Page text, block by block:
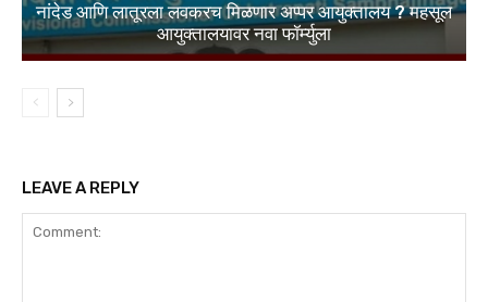
नांदेड आणि लातूरला लवकरच मिळणार अप्पर आयुक्तालय ? महसूल
आयुक्तालयावर नवा फॉर्म्युला
LEAVE A REPLY